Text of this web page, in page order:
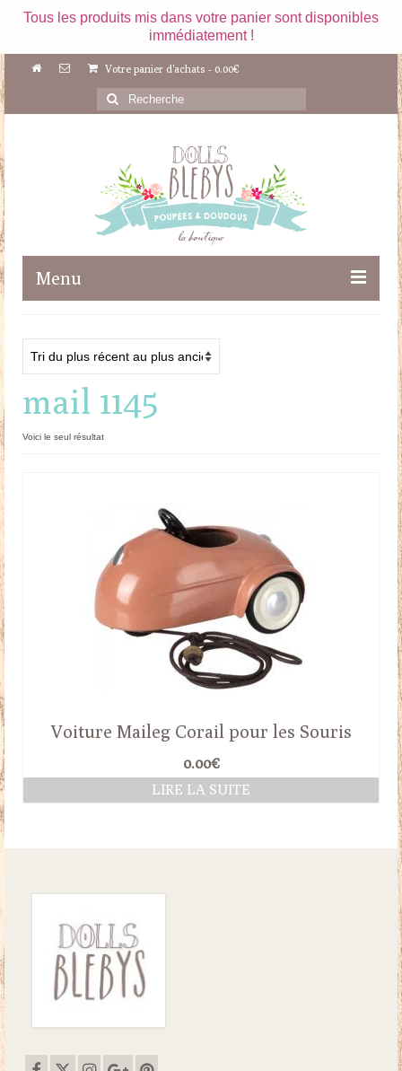
Tous les produits mis dans votre panier sont disponibles
immédiatement !
Votre panier d'achats - 0.00€
Rechercher
:
Menu
Maileg
Poupées
Doudous
mail 1145
Voici le seul résultat
Voiture Maileg Corail pour les Souris
0.00€
LIRE LA SUITE